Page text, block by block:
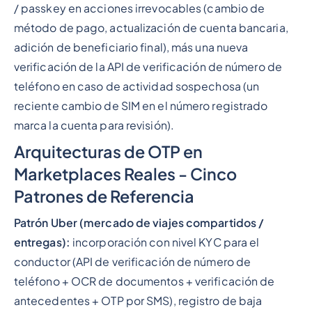
/ passkey en acciones irrevocables (cambio de
método de pago, actualización de cuenta bancaria,
adición de beneficiario final), más una nueva
verificación de la API de verificación de número de
teléfono en caso de actividad sospechosa (un
reciente cambio de SIM en el número registrado
marca la cuenta para revisión).
Arquitecturas de OTP en
Marketplaces Reales - Cinco
Patrones de Referencia
Patrón Uber (mercado de viajes compartidos /
entregas): incorporación con nivel KYC para el
conductor (API de verificación de número de
teléfono + OCR de documentos + verificación de
antecedentes + OTP por SMS), registro de baja